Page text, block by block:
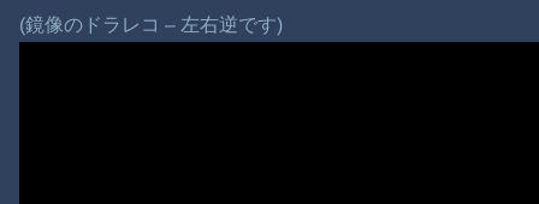
(鏡像のドラレコ – 左右逆です)